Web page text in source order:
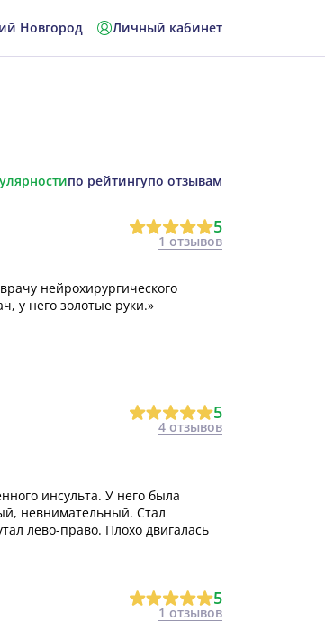
Новгород Личный кабинет
по рейтингупо отзывам
5
1 отзывов
нейрохирургического
у него золотые руки.»
5
4 отзывов
инсульта. У него была
невнимательный. Стал
лево-право. Плохо двигалась
5
1 отзывов